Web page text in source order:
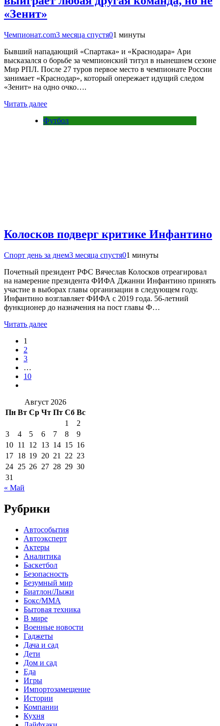
«Зенит»
Чемпионат.com3 месяца спустя01 минуты
Бывший нападающий «Спартака» и «Краснодара» Ари
высказался о борьбе за чемпионский титул в нынешнем сезоне
Мир РПЛ. После 27 туров первое место в чемпионате России
занимает «Краснодар», который опережает идущий следом
«Зенит» на одно очко….
Читать далее
Футбол
Колосков подверг критике Инфантино
Спорт день за днем3 месяца спустя01 минуты
Почетный президент РФС Вячеслав Колосков отреагировал
на намерение президента ФИФА Джанни Инфантино принять
участие в выборах главы организации в следующем году.
Инфантино возглавляет ФИФА с 2019 года. 56-летний
функционер до назначения на пост главы Ф…
Читать далее
1
2
3
…
10
Август 2026
Пн Вт Ср Чт Пт Сб Вс
1
2
3
4 5 6 7 8
9
10 11 12 13 14 15 16
17 18 19 20 21 22 23
24 25 26 27 28 29 30
31
« Май
Рубрики
Автособытия
Автоэксперт
Актеры
Аналитика
Баскетбол
Безопасность
Безумный мир
Биатлон/Лыжи
Бокс/MMA
Бытовая техника
В мире
Военные новости
Гаджеты
Дача и сад
Дети
Дом и сад
Еда
Игры
Импортозамещение
Истории
Компании
Кухня